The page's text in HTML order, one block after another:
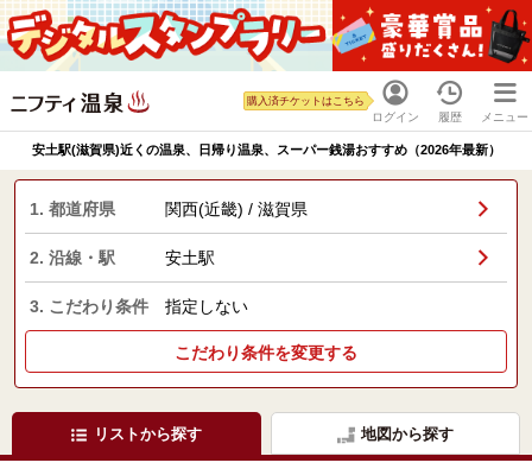
ログイン
購入済チケットはこちら
履歴 メニュー
安土駅(滋賀県)近くの温泉、日帰り温泉、スーパー銭湯おすすめ（2026年最新）
1. 都道府県 関西(近畿) / 滋賀県
2. 沿線・駅 安土駅
3. こだわり条件 指定しない
こだわり条件を変更する
リストから探す 地図から探す